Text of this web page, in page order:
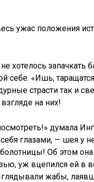
ужас положения
хотелось
себе. «Ишь,
страсти так и
на них!
думала
глазами, — шея у
Об этом
уж вцепился ей в
жабы,